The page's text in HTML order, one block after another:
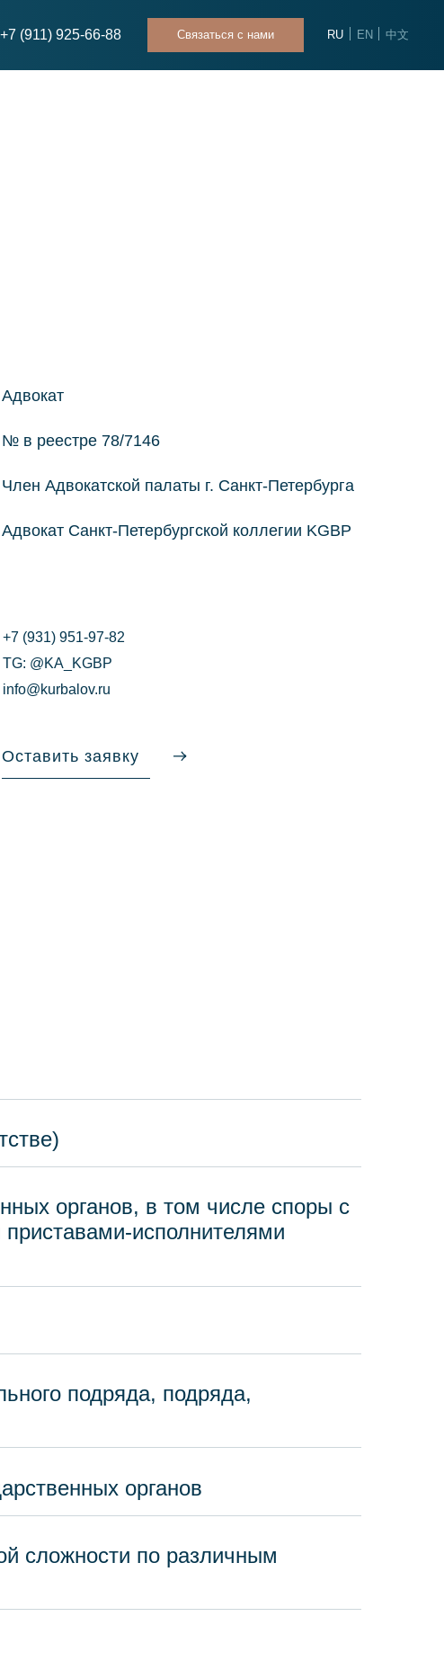
88 Связаться с нами
88 Связаться с нами RU 中文
EN
Адвокат
№ в реестре 78/7146
Член Адвокатской палаты г. Санкт-Петербурга
Адвокат Санкт-Петербургской коллегии KGBP
+7 (931) 951-97-82
TG: @KA_KGBP
info@kurbalov.ru
Оставить заявку
органов, в том числе споры с
исполнителями
подряда, подряда,
органов
сложности по различным